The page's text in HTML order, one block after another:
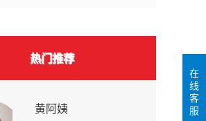
热门推荐
黄阿姨
在
线
客
服